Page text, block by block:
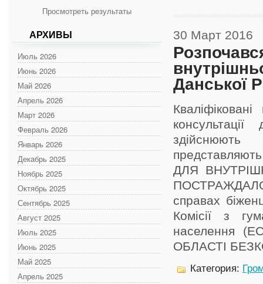
Просмотреть результаты
АРХИВЫ
Июль 2026
Июнь 2026
Май 2026
Апрель 2026
Март 2026
Февраль 2026
Январь 2026
Декабрь 2025
Ноябрь 2025
Октябрь 2025
Сентябрь 2025
Август 2025
Июль 2025
Июнь 2025
Май 2025
Апрель 2025
30 Март 2016
Данської
ДЛЯ
справах
Комісії з
населення
ОБЛАСТІ
Категория: